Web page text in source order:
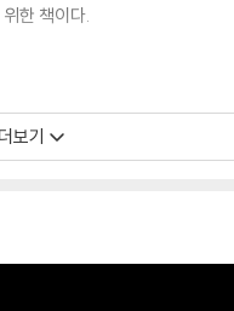
한 책이다.
에서 설명한다. 공명, 감각
회 제도가 아니라 마음의 동
보기